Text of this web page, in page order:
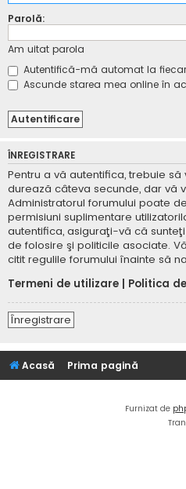
Parolă:
Am uitat parola
Autentifică-mă automat la
Ascunde starea mea online în
ÎNREGISTRARE
Pentru a vă autentifica, trebuie
durează câteva secunde, dar vă
Administratorul forumului poate
permisiuni suplimentare
autentifica, asiguraţi-vă că
de folosire şi politicile asociate.
citit regulile forumului înainte să
Termeni de utilizare
Politica
Înregistrare
Acasă Prima pagină
Furnizat de